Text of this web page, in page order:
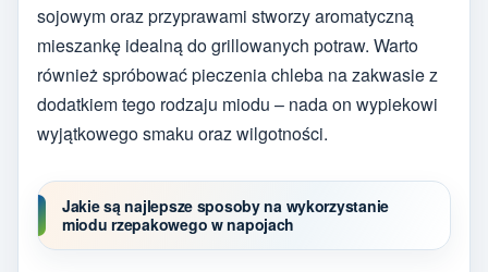
sojowym oraz przyprawami stworzy aromatyczną
mieszankę idealną do grillowanych potraw. Warto
również spróbować pieczenia chleba na zakwasie z
dodatkiem tego rodzaju miodu – nada on wypiekowi
wyjątkowego smaku oraz wilgotności.
Jakie są najlepsze sposoby na wykorzystanie
miodu rzepakowego w napojach